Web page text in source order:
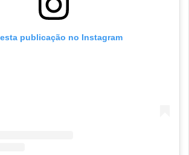
esta publicação no Instagram